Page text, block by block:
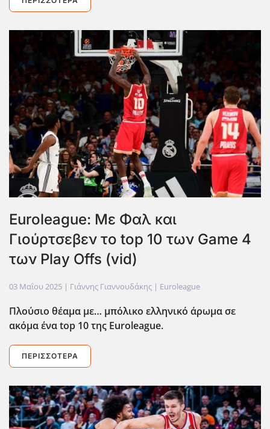
Euroleague: Με Φαλ και
Γιούρτσεβεν το top 10 των Game 4
των Play Offs (vid)
03 Μαΐου 2025 | Γιάννης Γιαννουδάκης | Euroleague
Πλούσιο θέαμα με… μπόλικο ελληνικό άρωμα σε
ακόμα ένα top 10 της Euroleague.
ΠΕΡΙΣΣΌΤΕΡΑ